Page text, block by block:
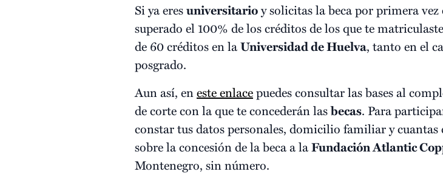
Si ya eresuniversitarioy solicitas la beca por primera
superado el 100% de los créditos de los que te
de 60 créditos en laUniversidad de Huelva, tanto en el
posgrado.
Aun así, eneste enlacepuedes consultar las bases al
de corte con la que te concederán lasbecas. Para
constar tus datos personales, domicilio familiar y
sobre la concesión de la beca a laFundación Atlantic
Montenegro, sin número.